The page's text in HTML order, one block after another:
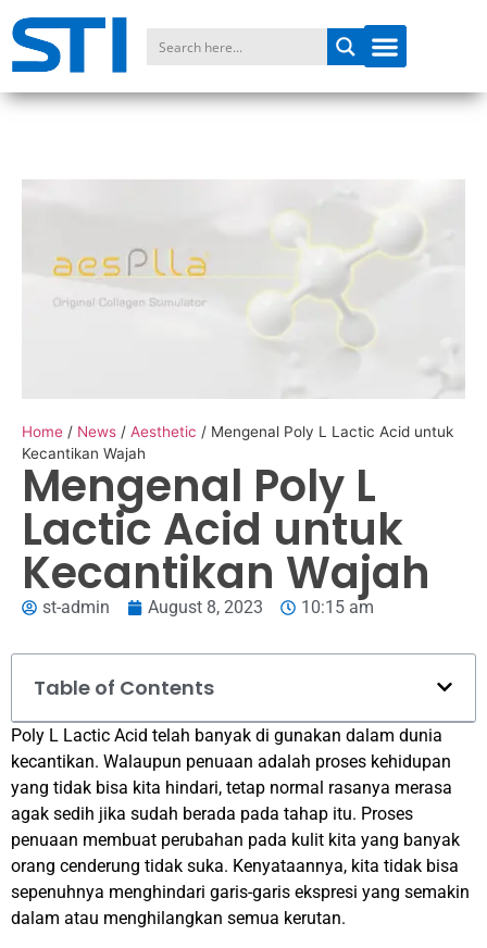
Home / News / Aesthetic / Mengenal Poly L Lactic Acid untuk
Kecantikan Wajah
Mengenal Poly L
Lactic Acid untuk
Kecantikan Wajah
st-admin August 8, 2023 10:15 am
Table of Contents
Poly L Lactic Acid telah banyak di gunakan dalam dunia
kecantikan. Walaupun penuaan adalah proses kehidupan
yang tidak bisa kita hindari, tetap normal rasanya merasa
agak sedih jika sudah berada pada tahap itu. Proses
penuaan membuat perubahan pada kulit kita yang banyak
orang cenderung tidak suka. Kenyataannya, kita tidak bisa
sepenuhnya menghindari garis-garis ekspresi yang semakin
dalam atau menghilangkan semua kerutan.